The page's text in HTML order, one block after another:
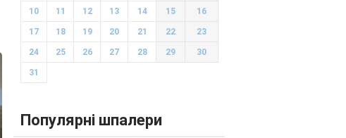
10 11 12 13 14 15 16
17 18 19 20 21 22 23
24 25 26 27 28 29 30
31
Популярні шпалери